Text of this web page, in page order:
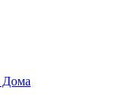
Дома